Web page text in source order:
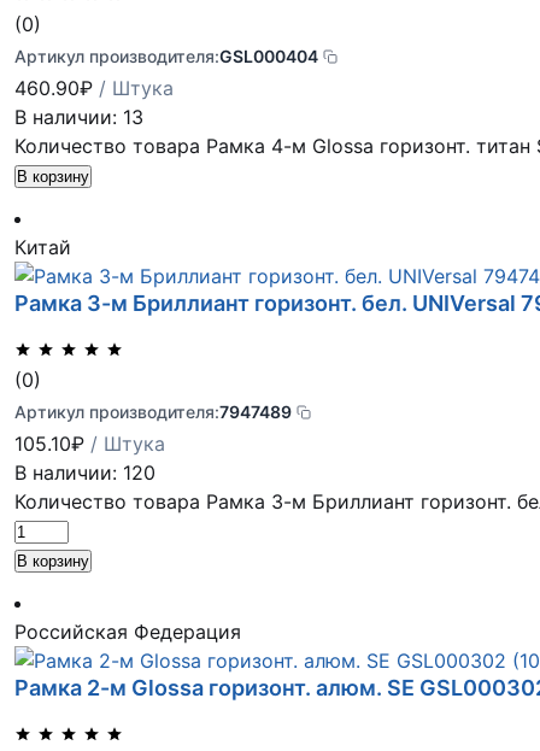
(0)
Артикул производителя:GSL000404
460.90₽ / Штука
В наличии: 13
Количество товара Рамка 4-м Glossa горизонт. титан
В корзину
Китай
Рамка 3-м Бриллиант горизонт. бел. UNIVersal
(0)
Артикул производителя:7947489
105.10₽ / Штука
В наличии: 120
Количество товара Рамка 3-м Бриллиант горизонт.
В корзину
Российская Федерация
Рамка 2-м Glossa горизонт. алюм. SE